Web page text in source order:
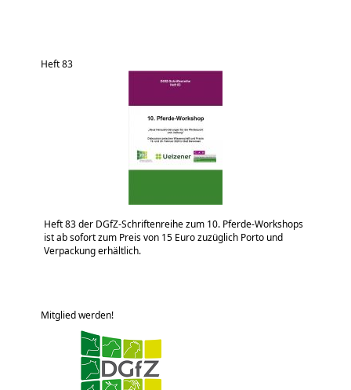
Heft 83
Heft 83 der DGfZ-Schriftenreihe zum 10. Pferde-Workshops
ist ab sofort zum Preis von 15 Euro zuzüglich Porto und
Verpackung erhältlich.
Mitglied werden!